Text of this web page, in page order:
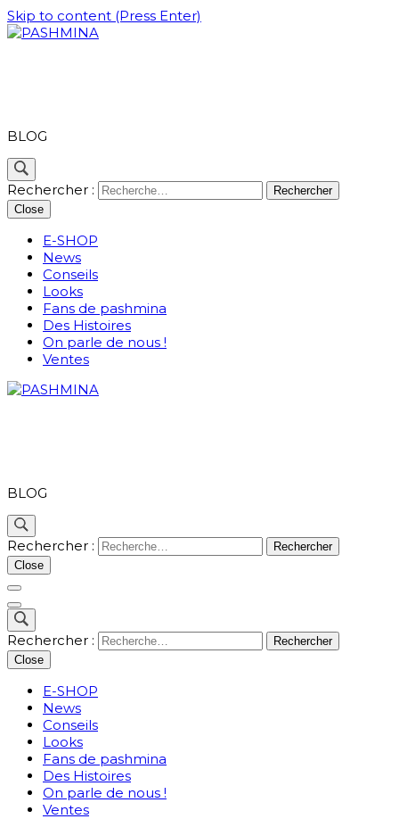
Skip to content (Press Enter)
BLOG
Rechercher :
Close
E-SHOP
News
Conseils
Looks
Fans de pashmina
Des Histoires
On parle de nous !
Ventes
BLOG
Rechercher :
Close
Rechercher :
Close
E-SHOP
News
Conseils
Looks
Fans de pashmina
Des Histoires
On parle de nous !
Ventes